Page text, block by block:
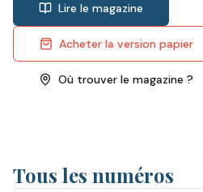
Lire le magazine
Acheter la version papier
Où trouver le magazine ?
Tous les numéros